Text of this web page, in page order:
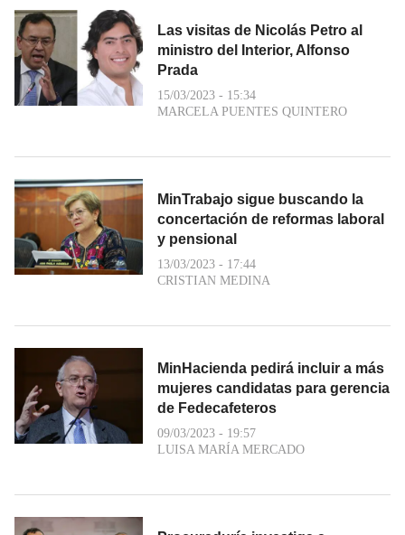
Las visitas de Nicolás Petro al
ministro del Interior, Alfonso
Prada
15/03/2023 - 15:34
MARCELA PUENTES QUINTERO
MinTrabajo sigue buscando la
concertación de reformas laboral
y pensional
13/03/2023 - 17:44
CRISTIAN MEDINA
MinHacienda pedirá incluir a más
mujeres candidatas para gerencia
de Fedecafeteros
09/03/2023 - 19:57
LUISA MARÍA MERCADO